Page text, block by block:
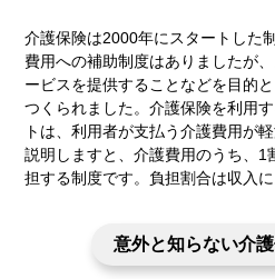
イリーゼについて
有料老人ホームイリーゼ
入居までの流れ
よくある質問
介護保険は2000年にスタートした
費用への補助制度はありましたが
ービスを提供することなどを目的
つくられました。介護保険を利用
トは、利用者が支払う介護費用が
説明しますと、介護費用のうち、1
担する制度です。負担割合は収入に
意外と知らない介